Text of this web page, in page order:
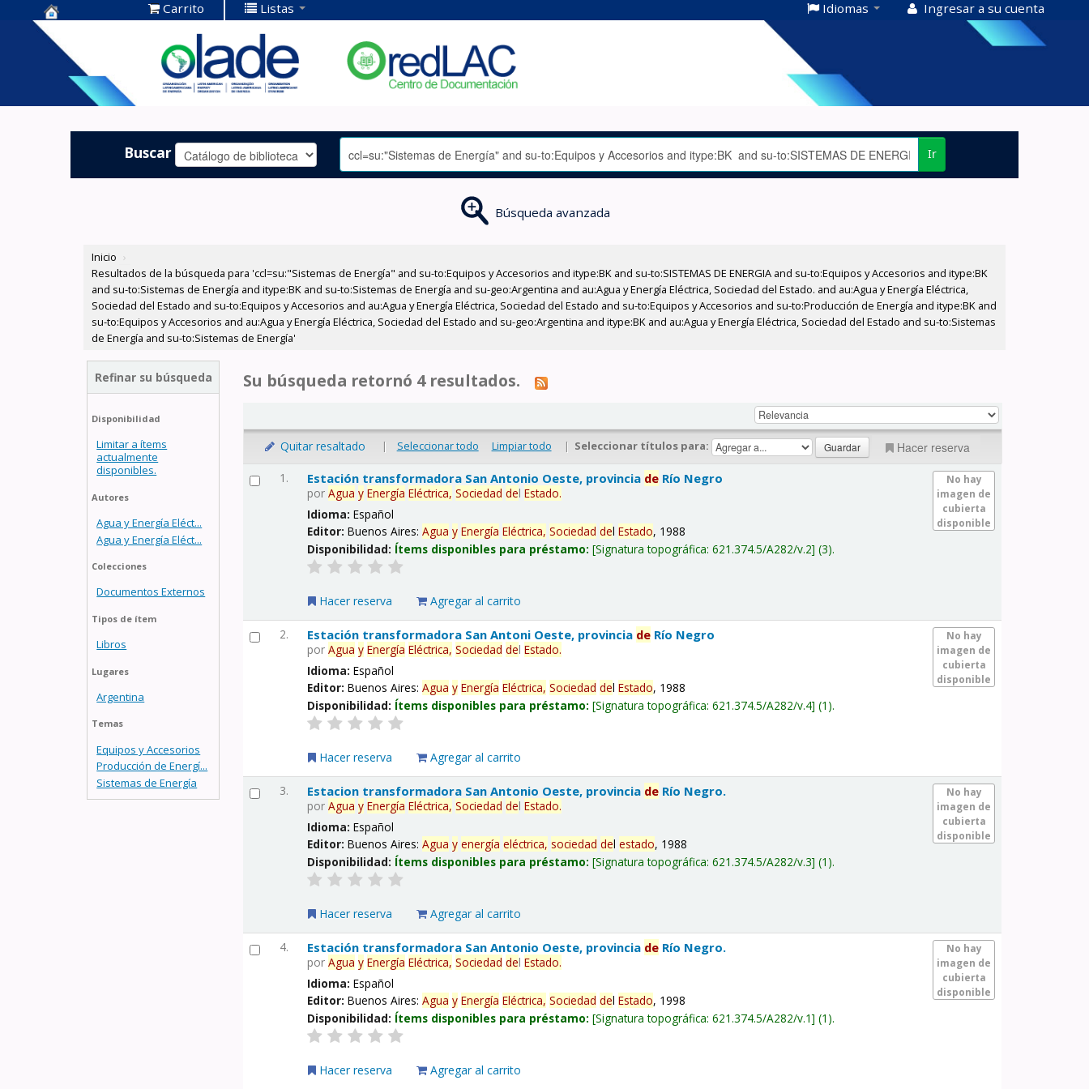
Centro de
Documentación
OLADE -
Carrito Listas Idiomas Ingresar a su cuenta
Buscar Ir
Búsqueda avanzada
Inicio ›
Resultados de la búsqueda para 'ccl=su:"Sistemas de Energía" and su-to:Equipos y Accesorios and itype:BK and su-to:SISTEMAS DE ENERGIA and su-to:Equipos y Accesorios and itype:BK
and su-to:Sistemas de Energía and itype:BK and su-to:Sistemas de Energía and su-geo:Argentina and au:Agua y Energía Eléctrica, Sociedad del Estado. and au:Agua y Energía Eléctrica,
Sociedad del Estado and su-to:Equipos y Accesorios and au:Agua y Energía Eléctrica, Sociedad del Estado and su-to:Equipos y Accesorios and su-to:Producción de Energía and itype:BK and
su-to:Equipos y Accesorios and au:Agua y Energía Eléctrica, Sociedad del Estado and su-geo:Argentina and itype:BK and au:Agua y Energía Eléctrica, Sociedad del Estado and su-to:Sistemas
de Energía and su-to:Sistemas de Energía'
Refinar su búsqueda
Disponibilidad
Limitar a ítems
actualmente
disponibles.
Autores
Agua y Energía Eléct...
Agua y Energía Eléct...
Colecciones
Documentos Externos
Tipos de ítem
Libros
Lugares
Argentina
Temas
Equipos y Accesorios
Producción de Energí...
Sistemas de Energía
Su búsqueda retornó 4 resultados.
Quitar resaltado | Seleccionar todo Limpiar todo | Seleccionar títulos para: Hacer reserva
1.
No hay
imagen de
cubierta
disponible
Estación transformadora San Antonio Oeste, provincia de Río Negro
porAgua y Energía Eléctrica, Sociedad delEstado.
Idioma:Español
Editor:Buenos Aires:Agua y Energía Eléctrica, Sociedad delEstado, 1988
Disponibilidad: Ítems disponibles para préstamo: Signatura topográfica:621.374.5/A282/v.2 (3).
Hacer reserva Agregar al carrito
2.
No hay
imagen de
cubierta
disponible
Estación transformadora San Antoni Oeste, provincia de Río Negro
porAgua y Energía Eléctrica, Sociedad delEstado.
Idioma:Español
Editor:Buenos Aires:Agua y Energía Eléctrica, Sociedad delEstado, 1988
Disponibilidad: Ítems disponibles para préstamo: Signatura topográfica:621.374.5/A282/v.4 (1).
Hacer reserva Agregar al carrito
3.
No hay
imagen de
cubierta
disponible
Estacion transformadora San Antonio Oeste, provincia de Río Negro.
porAgua y Energía Eléctrica, Sociedad delEstado.
Idioma:Español
Editor:Buenos Aires:Agua y energía eléctrica, sociedad delestado, 1988
Disponibilidad: Ítems disponibles para préstamo: Signatura topográfica:621.374.5/A282/v.3 (1).
Hacer reserva Agregar al carrito
4.
No hay
imagen de
cubierta
disponible
Estación transformadora San Antonio Oeste, provincia de Río Negro.
porAgua y Energía Eléctrica, Sociedad delEstado.
Idioma:Español
Editor:Buenos Aires:Agua y Energía Eléctrica, Sociedad delEstado, 1998
Disponibilidad: Ítems disponibles para préstamo: Signatura topográfica:621.374.5/A282/v.1 (1).
Hacer reserva Agregar al carrito